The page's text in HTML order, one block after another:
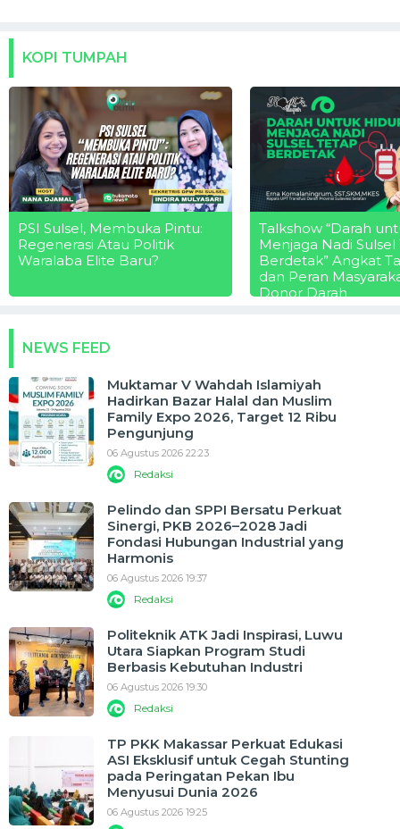
KOPI TUMPAH
PSI Sulsel, Membuka Pintu:
Regenerasi Atau Politik
Waralaba Elite Baru?
Talkshow “Darah
Menjaga Nadi Sulsel
Berdetak” Angkat
dan Peran
Donor Darah
NEWS FEED
Muktamar V Wahdah Islamiyah
Hadirkan Bazar Halal dan Muslim
Family Expo 2026, Target 12 Ribu
Pengunjung
06 Agustus 2026 22:23
Redaksi
Pelindo dan SPPI Bersatu Perkuat
Sinergi, PKB 2026–2028 Jadi
Fondasi Hubungan Industrial yang
Harmonis
06 Agustus 2026 19:37
Redaksi
Politeknik ATK Jadi Inspirasi, Luwu
Utara Siapkan Program Studi
Berbasis Kebutuhan Industri
06 Agustus 2026 19:30
Redaksi
TP PKK Makassar Perkuat Edukasi
ASI Eksklusif untuk Cegah Stunting
pada Peringatan Pekan Ibu
Menyusui Dunia 2026
06 Agustus 2026 19:25